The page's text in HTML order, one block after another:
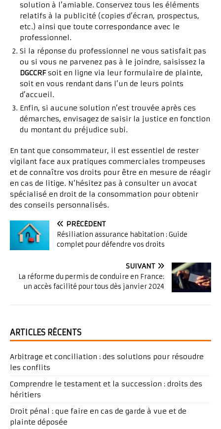
solution à l’amiable. Conservez tous les éléments
relatifs à la publicité (copies d’écran, prospectus,
etc.) ainsi que toute correspondance avec le
professionnel.
Si la réponse du professionnel ne vous satisfait pas
ou si vous ne parvenez pas à le joindre, saisissez la
DGCCRFsoit en ligne via leur formulaire de plainte,
soit en vous rendant dans l’un de leurs points
d’accueil.
Enfin, si aucune solution n’est trouvée après ces
démarches, envisagez de saisir la justice en fonction
du montant du préjudice subi.
En tant que consommateur, il est essentiel de rester
vigilant face aux pratiques commerciales trompeuses
et de connaître vos droits pour être en mesure de réagir
en cas de litige. N’hésitez pas à consulter un avocat
spécialisé en droit de la consommation pour obtenir
des conseils personnalisés.
PRÉCÉDENT
Résiliation assurance habitation : Guide
complet pour défendre vos droits
SUIVANT
La réforme du permis de conduire en France:
un accès facilité pour tous dès janvier 2024
ARTICLES RÉCENTS
Arbitrage et conciliation : des solutions pour résoudre
les conflits
Comprendre le testament et la succession : droits des
héritiers
Droit pénal : que faire en cas de garde à vue et de
plainte déposée